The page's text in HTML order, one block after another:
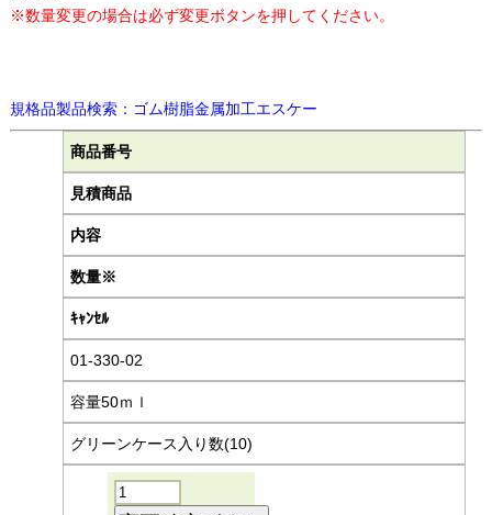
※数量変更の場合は必ず変更ボタンを押してください。
規格品製品検索：ゴム樹脂金属加工エスケー
商品番号
見積商品
内容
数量※
ｷｬﾝｾﾙ
01-330-02
容量50ｍｌ
グリーンケース入り数(10)